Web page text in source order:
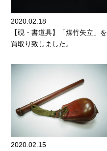
2020.02.18
【硯・書道具】「煤竹矢立」を
買取り致しました。
2020.02.15